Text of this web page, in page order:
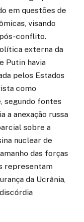
em questões de
visando
conflito.
externa da
Putin havia
pelos Estados
como
segundo fontes
a anexação russa
sobre a
nuclear de
das forças
representam
da Ucrânia,